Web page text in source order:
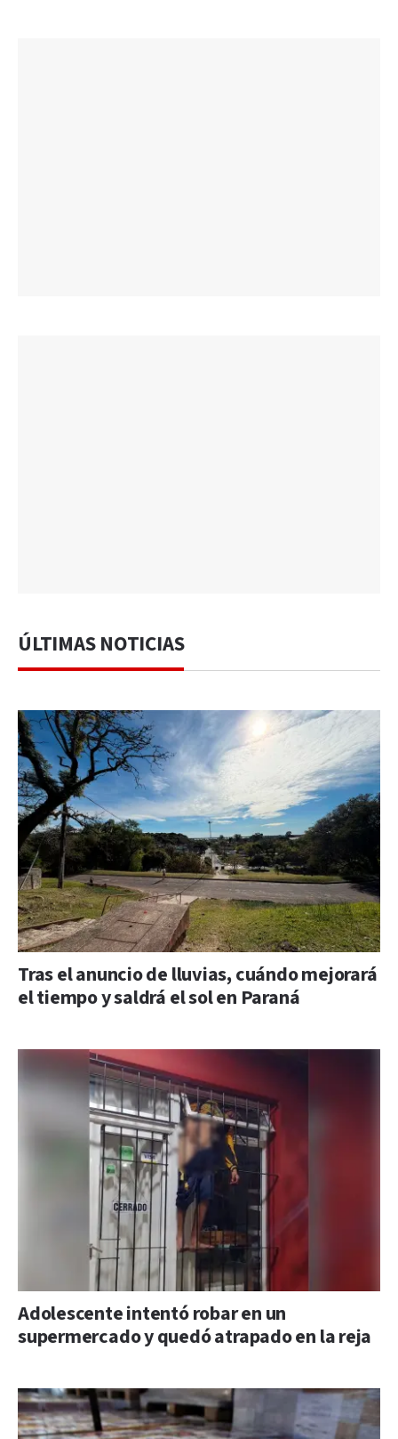
ÚLTIMAS NOTICIAS
Tras el anuncio de lluvias, cuándo mejorará
el tiempo y saldrá el sol en Paraná
Adolescente intentó robar en un
supermercado y quedó atrapado en la reja